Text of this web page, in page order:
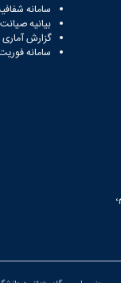
سامانه
بیانیه
گزارش
سامانه